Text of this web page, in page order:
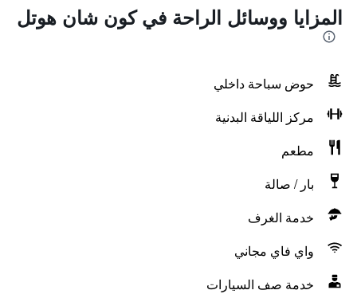
المزايا ووسائل الراحة في كون شان هوتل
حوض سباحة داخلي
مركز اللياقة البدنية
مطعم
بار / صالة
خدمة الغرف
واي فاي مجاني
خدمة صف السيارات